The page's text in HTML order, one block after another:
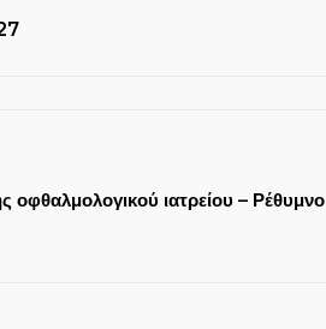
οφθαλμολογικού ιατρείου – Ρέθυμνο